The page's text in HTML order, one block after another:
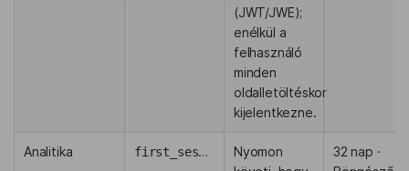
(JWT/JWE);
enélkül a
felhasználó
minden
oldalletöltéskor
kijelentkezne.
Analitika first_session
Nyomon
32 nap ·